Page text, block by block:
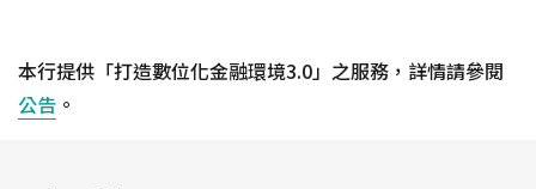
本行提供「打造數位化金融環境3.0」之服務，詳情請參閱
公告 。